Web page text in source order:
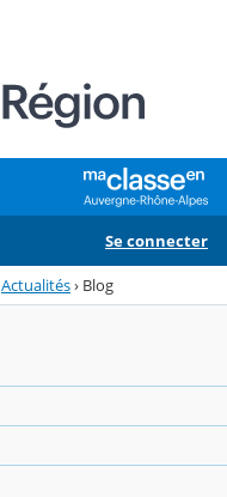
Se connecter
Actualités› Blog